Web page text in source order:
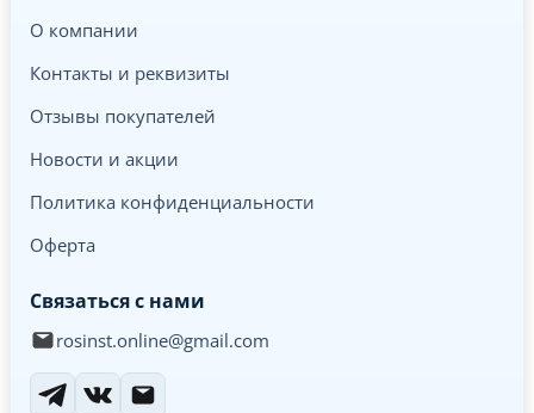
О компании
Контакты и реквизиты
Отзывы покупателей
Новости и акции
Политика конфиденциальности
Оферта
Связаться с нами
rosinst.online@gmail.com